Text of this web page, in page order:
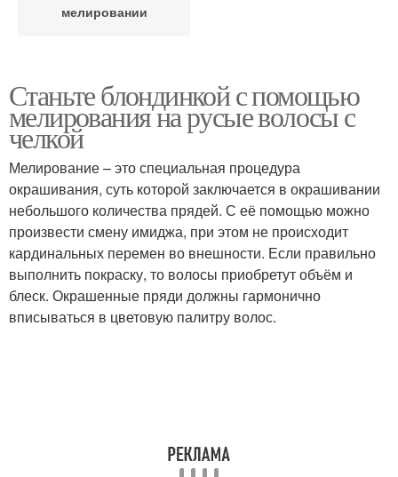
мелировании
Станьте блондинкой с помощью
мелирования на русые волосы с
челкой
Мелирование – это специальная процедура
окрашивания, суть которой заключается в окрашивании
небольшого количества прядей. С её помощью можно
произвести смену имиджа, при этом не происходит
кардинальных перемен во внешности. Если правильно
выполнить покраску, то волосы приобретут объём и
блеск. Окрашенные пряди должны гармонично
вписываться в цветовую палитру волос.